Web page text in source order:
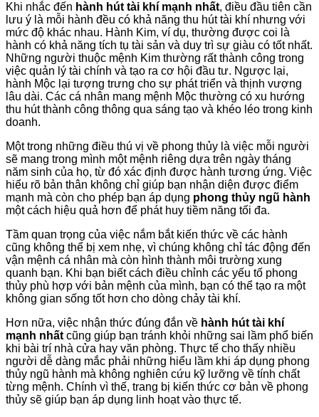
Khi nhắc đến hành hút tài khí mạnh nhất, điều đầu tiên cần
lưu ý là mỗi hành đều có khả năng thu hút tài khí nhưng với
mức độ khác nhau. Hành Kim, ví dụ, thường được coi là
hành có khả năng tích tụ tài sản và duy trì sự giàu có tốt nhất.
Những người thuộc mệnh Kim thường rất thành công trong
việc quản lý tài chính và tạo ra cơ hội đầu tư. Ngược lại,
hành Mộc lại tượng trưng cho sự phát triển và thịnh vượng
lâu dài. Các cá nhân mang mệnh Mộc thường có xu hướng
thu hút thành công thông qua sáng tạo và khéo léo trong kinh
doanh.
Một trong những điều thú vị về phong thủy là việc mỗi người
sẽ mang trong mình một mệnh riêng dựa trên ngày tháng
năm sinh của họ, từ đó xác định được hành tương ứng. Việc
hiểu rõ bản thân không chỉ giúp bạn nhận diện được điểm
mạnh mà còn cho phép bạn áp dụng phong thủy ngũ hành
một cách hiệu quả hơn để phát huy tiềm năng tối đa.
Tầm quan trọng của việc nắm bắt kiến thức về các hành
cũng không thể bị xem nhẹ, vì chúng không chỉ tác động đến
vận mệnh cá nhân mà còn hình thành môi trường xung
quanh bạn. Khi bạn biết cách điều chỉnh các yếu tố phong
thủy phù hợp với bản mệnh của mình, bạn có thể tạo ra một
không gian sống tốt hơn cho dòng chảy tài khí.
Hơn nữa, việc nhận thức đúng đắn về hành hút tài khí
mạnh nhất cũng giúp bạn tránh khỏi những sai lầm phổ biến
khi bài trí nhà cửa hay văn phòng. Thực tế cho thấy nhiều
người dễ dàng mắc phải những hiểu lầm khi áp dụng phong
thủy ngũ hành mà không nghiên cứu kỹ lưỡng về tính chất
từng mệnh. Chính vì thế, trang bị kiến thức cơ bản về phong
thủy sẽ giúp bạn áp dụng linh hoạt vào thực tế.